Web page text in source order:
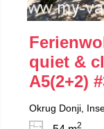
quiet &
A5(2+2)
Okrug Donji,
2